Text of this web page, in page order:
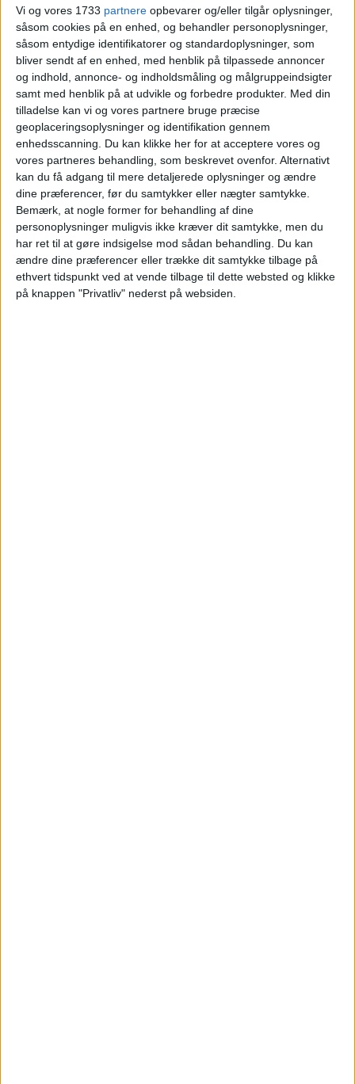
Vi og vores 1733 partnere opbevarer og/eller tilgår oplysninger,
såsom cookies på en enhed, og behandler personoplysninger,
såsom entydige identifikatorer og standardoplysninger, som
bliver sendt af en enhed, med henblik på tilpassede annoncer
og indhold, annonce- og indholdsmåling og målgruppeindsigter
samt med henblik på at udvikle og forbedre produkter. Med din
tilladelse kan vi og vores partnere bruge præcise
geoplaceringsoplysninger og identifikation gennem
enhedsscanning. Du kan klikke her for at acceptere vores og
vores partneres behandling, som beskrevet ovenfor. Alternativt
kan du få adgang til mere detaljerede oplysninger og ændre
dine præferencer, før du samtykker eller nægter samtykke.
Bemærk, at nogle former for behandling af dine
personoplysninger muligvis ikke kræver dit samtykke, men du
har ret til at gøre indsigelse mod sådan behandling.
Du kan
ændre dine præferencer eller trække dit samtykke tilbage på
ethvert tidspunkt ved at vende tilbage til dette websted og klikke
på knappen "Privatliv" nederst på websiden.
sommer med fyldte skibe, høj gæstetilfredshed
og markant passagervækst. I juli rejste knap
93.000 passagerer mellem København og Oslo –
den højeste månedsaktivitet i flere år.
Nordisk luksus midt i
Kattegat